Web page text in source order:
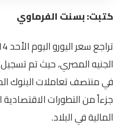
كتبت: بسنت الفرماوي
الجنيه المصري، حيث تم
في منتصف تعاملات البنوك
جزءاً من التطورات
المالية في البلاد.